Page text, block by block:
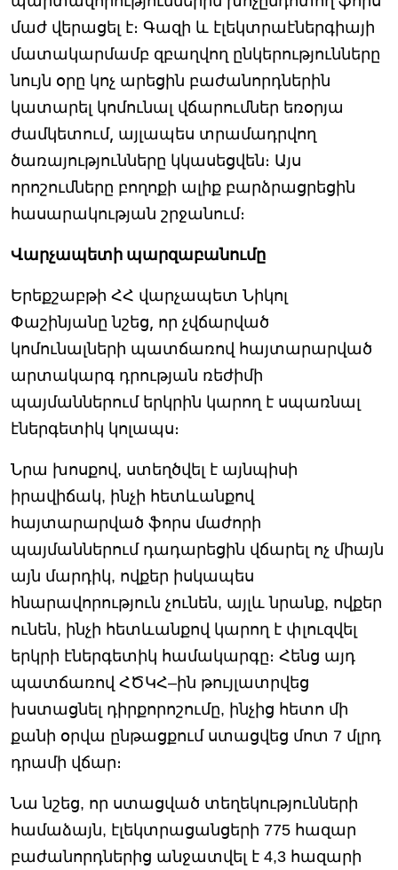
մաժ վերացել է։ Գազի և էլեկտրաէներգիայի
մատակարմամբ զբաղվող ընկերությունները
նույն օրը կոչ արեցին բաժանորդներին
կատարել կոմունալ վճարումներ եռօրյա
ժամկետում, այլապես տրամադրվող
ծառայությունները կկասեցվեն։ Այս
որոշումները բողոքի ալիք բարձրացրեցին
հասարակության շրջանում։
Վարչապետի պարզաբանումը
Երեքշաբթի ՀՀ վարչապետ Նիկոլ
Փաշինյանը նշեց, որ չվճարված
կոմունալների պատճառով հայտարարված
արտակարգ դրության ռեժիմի
պայմաններում երկրին կարող է սպառնալ
էներգետիկ կոլապս։
Նրա խոսքով, ստեղծվել է այնպիսի
իրավիճակ, ինչի հետևանքով
հայտարարված ֆորս մաժորի
պայմաններում դադարեցին վճարել ոչ միայն
այն մարդիկ, ովքեր իսկապես
հնարավորություն չունեն, այլև նրանք, ովքեր
ունեն, ինչի հետևանքով կարող է փլուզվել
երկրի էներգետիկ համակարգը։ Հենց այդ
պատճառով ՀԾԿՀ–ին թույլատրվեց
խստացնել դիրքորոշումը, ինչից հետո մի
քանի օրվա ընթացքում ստացվեց մոտ 7 մլրդ
դրամի վճար։
Նա նշեց, որ ստացված տեղեկությունների
համաձայն, էլեկտրացանցերի 775 հազար
բաժանորդներից անջատվել է 4,3 հազարի